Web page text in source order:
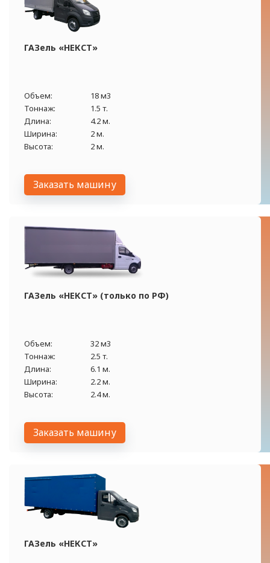
ГАЗель «НЕКСТ»
Объем:
18 м3
Тоннаж:
1.5 т.
Длина:
4.2 м.
Ширина:
2 м.
Высота:
2 м.
Заказать машину
ГАЗель «НЕКСТ» (только по РФ)
Объем:
32 м3
Тоннаж:
2.5 т.
Длина:
6.1 м.
Ширина:
2.2 м.
Высота:
2.4 м.
Заказать машину
ГАЗель «НЕКСТ»